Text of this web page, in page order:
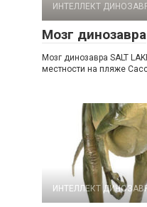
ИНТЕЛЛЕКТ
Мозг динозавра
Мозг динозавра SALT
местности на пляже
ИНТЕЛЛЕКТ